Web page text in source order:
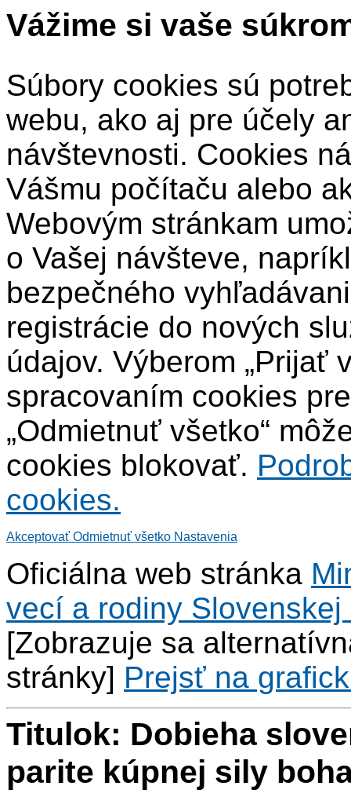
Vážime si vaše
Súbory cookies sú
webu, ako aj pre účely
návštevnosti. Cookies
Vášmu počítaču alebo
Webovým stránkam
o Vašej návšteve,
bezpečného
registrácie do nových
údajov. Výberom „Prijať
spracovaním cookies
„Odmietnuť všetko“
cookies blokovať.
cookies.
Akceptovať Odmietnuť všetko Nastavenia
Oficiálna web stránka
vecí a rodiny Slovenskej
[Zobrazuje sa
stránky] Prejsť na
Titulok: Dobieha
parite kúpnej sily